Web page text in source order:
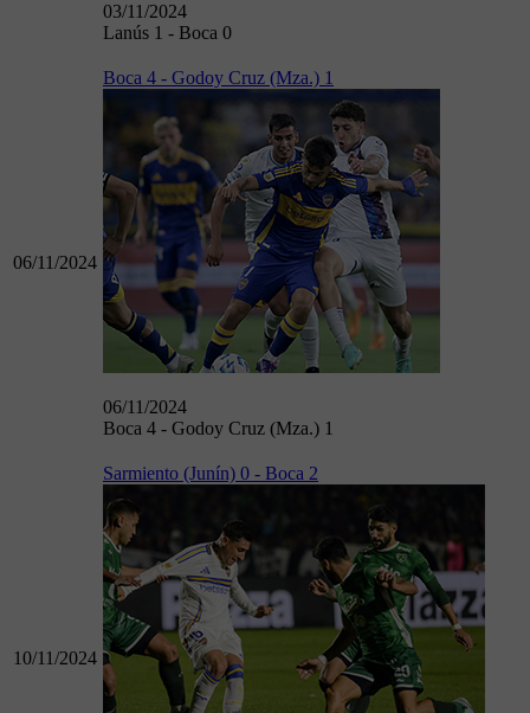
03/11/2024
Lanús 1 - Boca 0
06/11/2024
Boca 4 - Godoy Cruz (Mza.) 1
06/11/2024
Boca 4 - Godoy Cruz (Mza.) 1
10/11/2024
Sarmiento (Junín) 0 - Boca 2